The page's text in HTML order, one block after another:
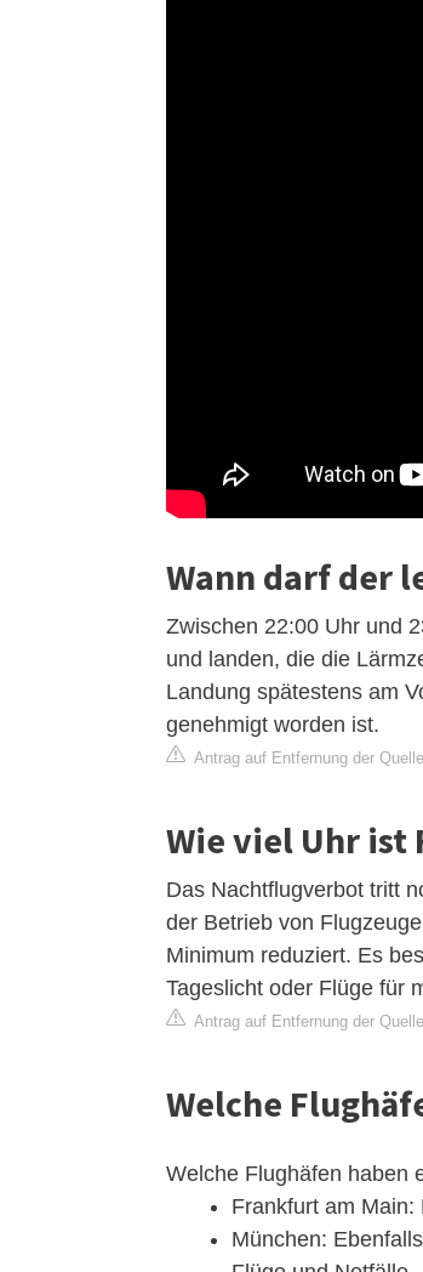
Wann darf der
Zwischen 22:00 Uhr und
und landen, die die
Landung spätestens am
genehmigt worden ist.
Antrag auf Entfernung der Quelle
Wie viel Uhr ist
Das Nachtflugverbot tritt
der Betrieb von
Minimum reduziert. Es
Tageslicht oder Flüge für
Antrag auf Entfernung der Quelle
Welche
Welche Flughäfen haben
Frankfurt am
München: